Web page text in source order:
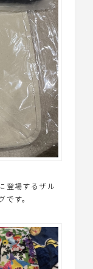
登場するザル
す。